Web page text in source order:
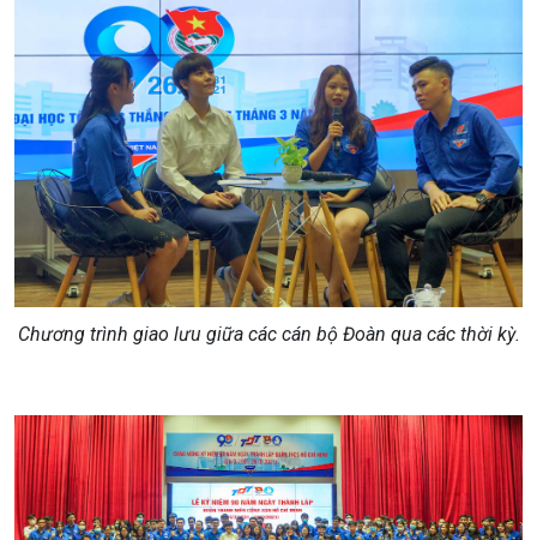
Chương trình giao lưu giữa các cán bộ Đoàn qua các thời kỳ.